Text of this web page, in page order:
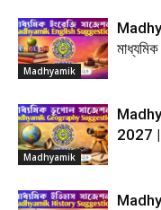
Madhyamik
Madhyamik
2027 |